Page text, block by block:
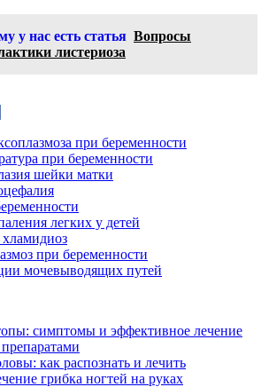
у нас есть статья Вопросы
листериоза
при беременности
при беременности
шейки матки
легких у детей
хламидиоз
при беременности
мочевыводящих путей
симптомы и эффективное лечение
как распознать и лечить
грибка ногтей на руках